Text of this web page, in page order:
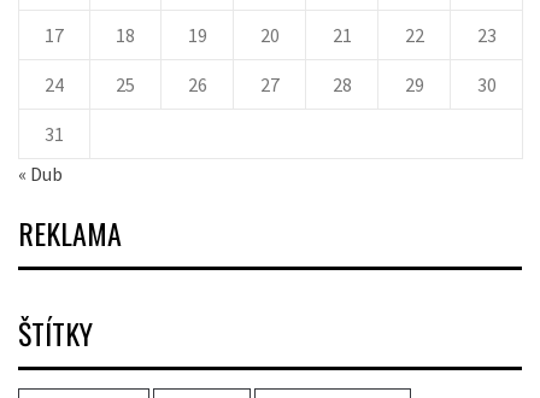
17 18 19 20 21 22 23
24 25 26 27 28 29 30
31
« Dub
REKLAMA
ŠTÍTKY